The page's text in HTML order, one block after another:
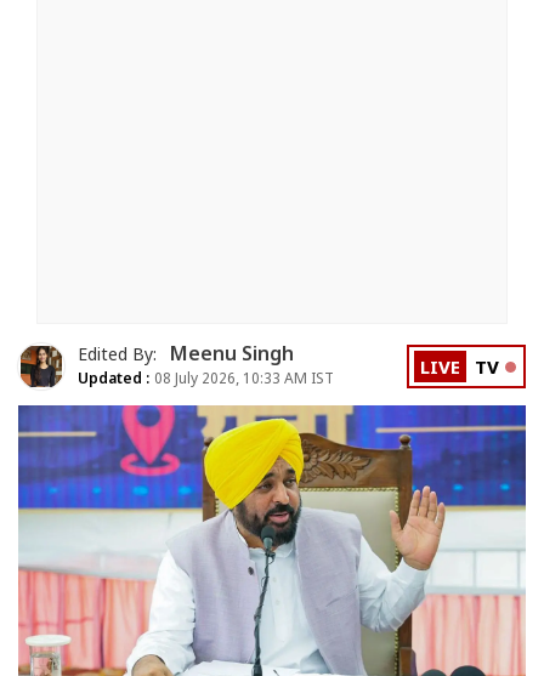
Edited By: Meenu Singh
Updated : 08 July 2026, 10:33 AM IST LIVE TV